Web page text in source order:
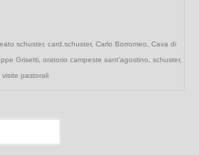
schuster, card.schuster, Carlo Borromeo
Cava di
Grisetti oratorio campeste sant’agostino schuster,
visite pastorali